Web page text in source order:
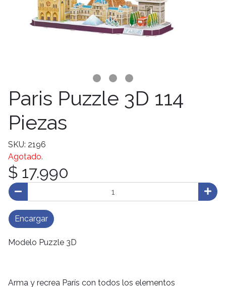
Paris Puzzle 3D 114
Piezas
SKU: 2196
Agotado.
$ 17.990
Encargar
Modelo Puzzle 3D
Arma y recrea París con todos los elementos